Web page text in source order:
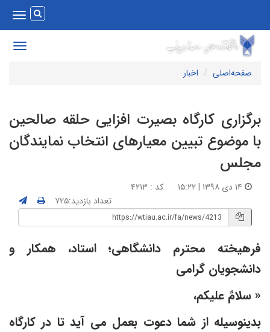
Toggle
Toggle
صفحه‌اصلی
اخبار
کارگاه بصیرت افزایی حلقه صالحین
موضوع تبیین معیارهای انتخاب نمایندگان
کد : ۴۲۱۳
تعداد بازدید:۷۲۵
محترم دانشگاهی؛ استاد، همکار و
گرامی
سلامٌ علیکم،
از شما دعوت بعمل می آید تا در کارگاه